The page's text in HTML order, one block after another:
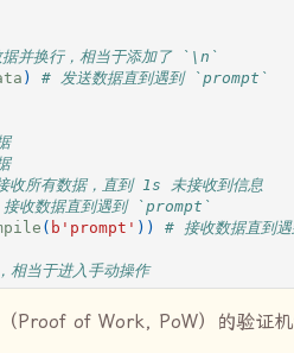
并换行，相当于添加了 `\n`
) # 发送数据直到遇到 `prompt`
收所有数据，直到 1s 未接收到信息
收数据直到遇到 `prompt`
( b 'prompt' )) # 接收数据直到遇
相当于进入手动操作
Proof of Work, PoW）的验证机